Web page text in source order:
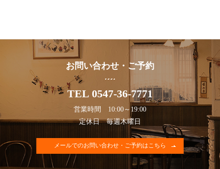
お問い合わせ・ご予約
TEL 0547-36-7771
営業時間 10:00～19:00
定休日 毎週木曜日
メールでのお問い合わせ・ご予約はこちら